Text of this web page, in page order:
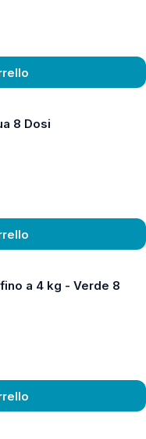
8 Dosi
a 4 kg - Verde 8